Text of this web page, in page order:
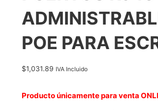
POE PARA
$1,031.89 IVA Incluido
Producto únicamente para venta